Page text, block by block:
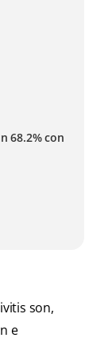
68.2% con
son,
e